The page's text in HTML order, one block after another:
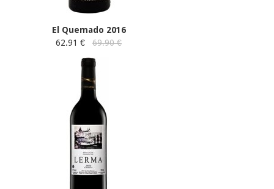
El Quemado 2016
62.91 €
69.90 €